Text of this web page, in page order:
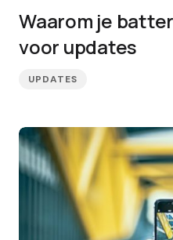
Waarom je
voor updates
UPDATES